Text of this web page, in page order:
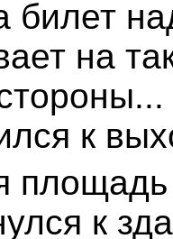
билет
на
к
площадь
к